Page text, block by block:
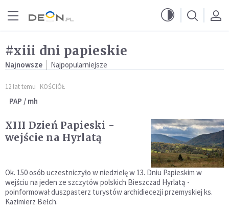
#xiii dni papieskie
Najnowsze Najpopularniejsze
12 lat temu KOŚCIÓŁ
PAP / mh
XIII Dzień Papieski -
wejście na Hyrlatą
Ok. 150 osób uczestniczyło w niedzielę w 13. Dniu Papieskim w
wejściu na jeden ze szczytów polskich Bieszczad Hyrlatą -
poinformował duszpasterz turystów archidiecezji przemyskiej ks.
Kazimierz Bełch.